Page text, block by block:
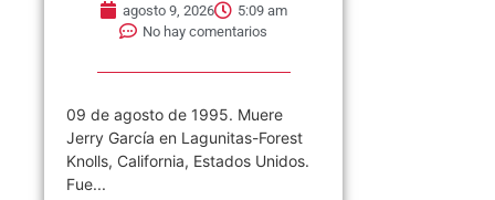
agosto 9, 2026
5:09 am
No hay comentarios
09 de agosto de 1995. Muere
Jerry García en Lagunitas-Forest
Knolls, California, Estados Unidos.
Fue...